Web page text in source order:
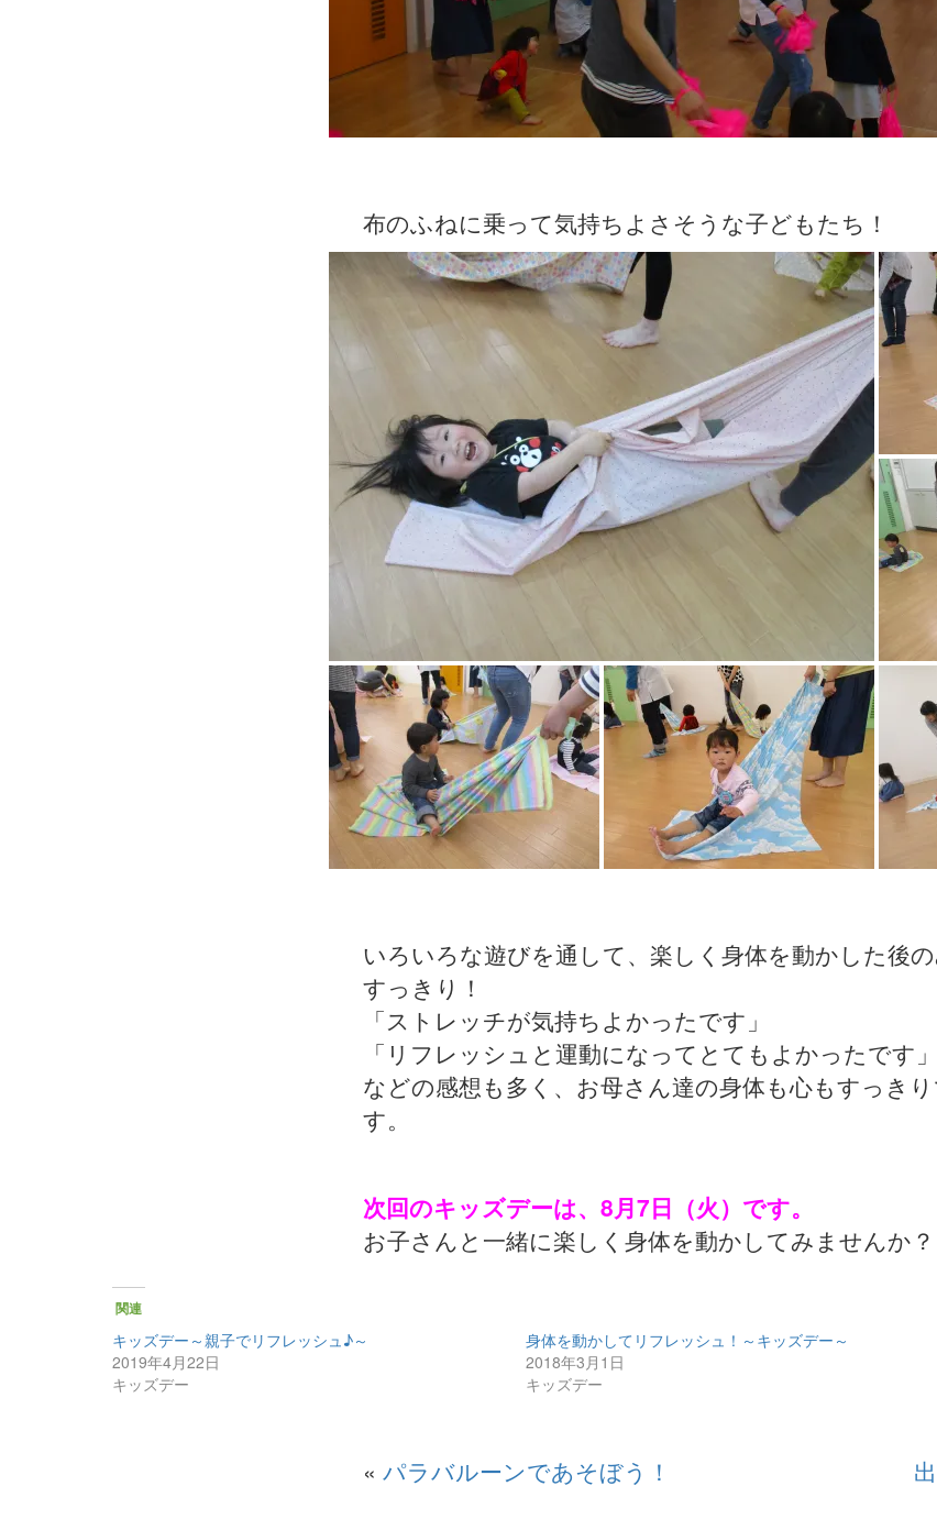
布のふねに乗って気持ちよさそうな子どもたち！
いろいろな遊びを通して、楽しく身体を動かした後
すっきり！
「ストレッチが気持ちよかったです」
「リフレッシュと運動になってとてもよかったです」
などの感想も多く、お母さん達の身体も心もすっき
す。
次回のキッズデーは、8月7日（火）です。
お子さんと一緒に楽しく身体を動かしてみませんか？
関連
キッズデー～親子でリフレッシュ♪～
2019年4月22日
キッズデー
身体を動かしてリフレッシュ！～キッズデー～
2018年3月1日
キッズデー
« パラバルーンであそぼう！